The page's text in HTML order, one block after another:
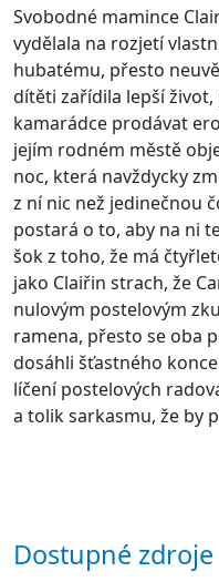
Svobodné mamince
vydělala na rozjetí
hubatému, přesto
dítěti zařídila lepší
kamarádce prodávat
jejím rodném městě
noc, která navždycky
z ní nic než jedinečnou
postará o to, aby na ni
šok z toho, že má
jako Claiřin strach, že
nulovým postelovým
ramena, přesto se oba
dosáhli šťastného
líčení postelových
a tolik sarkasmu, že by
Dostupné zdroje